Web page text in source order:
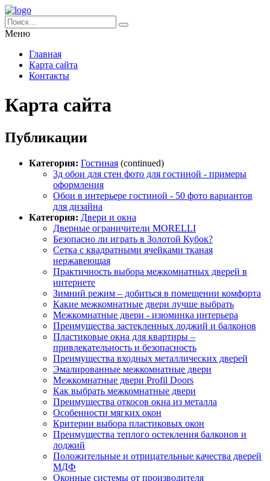
Меню
Главная
Карта сайта
Контакты
Карта сайта
Публикации
Категория: Гостиная (continued)
3д обои для стен фото для гостиной - примеры
оформления
Обои в интерьере гостиной - 50 фото вариантов
для дизайна
Категория: Двери и окна
Дверные ограничители MORELLI
Безопасно ли играть в Золотой Кубок?
Сетка с квадратными ячейками тканая
нержавеющая
Практичность выбора межкомнатных дверей в
интернете
Зимний режим – добиться в помещении комфорта
Какие межкомнатные двери лучше выбрать
Межкомнатные двери - изюминка интерьера
Преимущества застекленных лоджий и балконов
Пластиковые окна для квартиры –
привлекательность и безопасность
Преимущества входных металлических дверей
Эмалированные межкомнатные двери
Межкомнатные двери Profil Doors
Как выбрать межкомнатные двери
Преимущества откосов окна из металла
Особенности мягких окон
Критерии выбора пластиковых окон
Преимущества теплого остекления балконов и
лоджий
Положительные и отрицательные качества дверей
МДФ
Оконные системы от производителя